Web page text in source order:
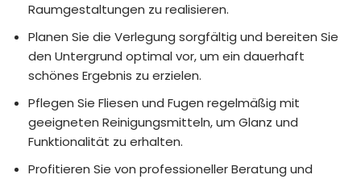
Raumgestaltungen zu realisieren.
Planen Sie die Verlegung sorgfältig und bereiten Sie
den Untergrund optimal vor, um ein dauerhaft
schönes Ergebnis zu erzielen.
Pflegen Sie Fliesen und Fugen regelmäßig mit
geeigneten Reinigungsmitteln, um Glanz und
Funktionalität zu erhalten.
Profitieren Sie von professioneller Beratung und